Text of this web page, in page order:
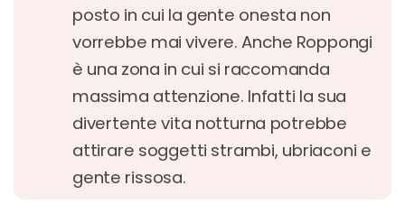
posto in cui la gente onesta non
vorrebbe mai vivere. Anche Roppongi
è una zona in cui si raccomanda
massima attenzione. Infatti la sua
divertente vita notturna potrebbe
attirare soggetti strambi, ubriaconi e
gente rissosa.